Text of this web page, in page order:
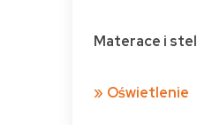
Materace i
Oświetlenie